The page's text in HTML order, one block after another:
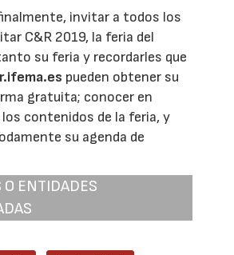
invitar a todos los
C&R 2019, la feria del
su feria y recordarles que
pueden obtener su
gratuita; conocer en
contenidos de la feria, y
su agenda de
O ENTIDADES